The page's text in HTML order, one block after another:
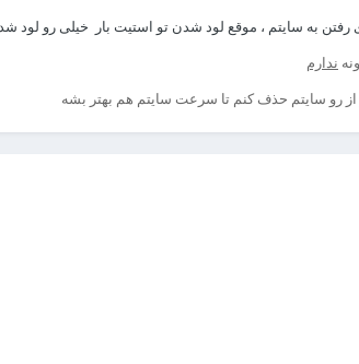
به سایتم ، موقع لود شدن تو استیت بار خیلی رو لود
ندارم
از رو سایتم حذف کنم تا سرعت سایتم هم بهتر بشه